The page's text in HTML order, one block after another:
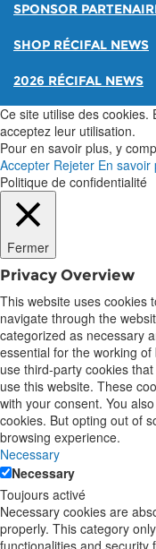
SPONSOR
SHOP RÉCIFAL NEWS
2026 RÉCIFAL NEWS
Ce site utilise des cookies.
acceptez leur utilisation.
Pour en savoir plus, y
Accepter Rejeter En savoir
Politique de confidentialité
Fermer
Privacy Overview
This website uses cookies
navigate through the
categorized as necessary
essential for the working
use third-party cookies
use this website. These
with your consent. You
cookies. But opting out of
browsing experience.
Necessary
Necessary
Toujours activé
Necessary cookies are
properly. This category